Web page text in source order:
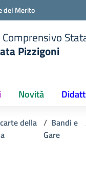
del Merito
Pizzigoni
Novità
della
Bandi e
Gare